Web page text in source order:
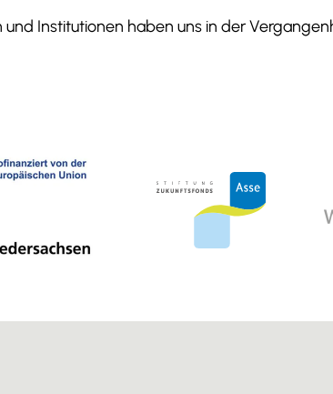
Institutionen haben uns in der